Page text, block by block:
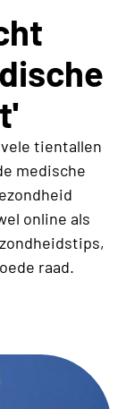
tientallen
medische
online als
raad.